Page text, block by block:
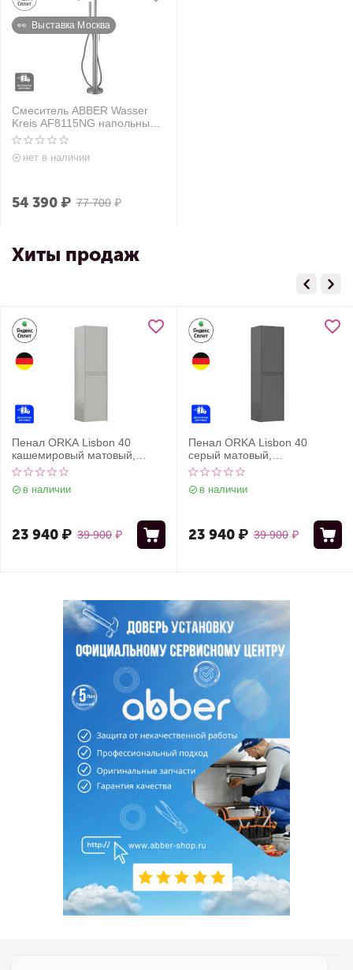
👀  Выставка Москва
Смеситель ABBER Wasser
Kreis AF8115NG напольный
для ванны, никель
нет в наличии
77 700 ₽
54 390₽
Хиты продаж
Пенал ORKA Lisbon 40
кашемировый матовый,
универсальный
в наличии
39 900 ₽
23 940₽
Пенал ORKA Lisbon 40
серый матовый,
универсальный
в наличии
39 900 ₽
23 940₽